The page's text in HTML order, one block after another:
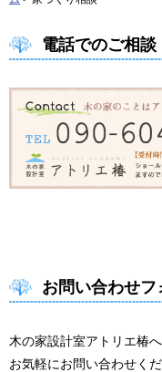
電話でのご相談
お問い合わせフ
木の家設計室アトリエ椿
お気軽にお問い合わせくだ